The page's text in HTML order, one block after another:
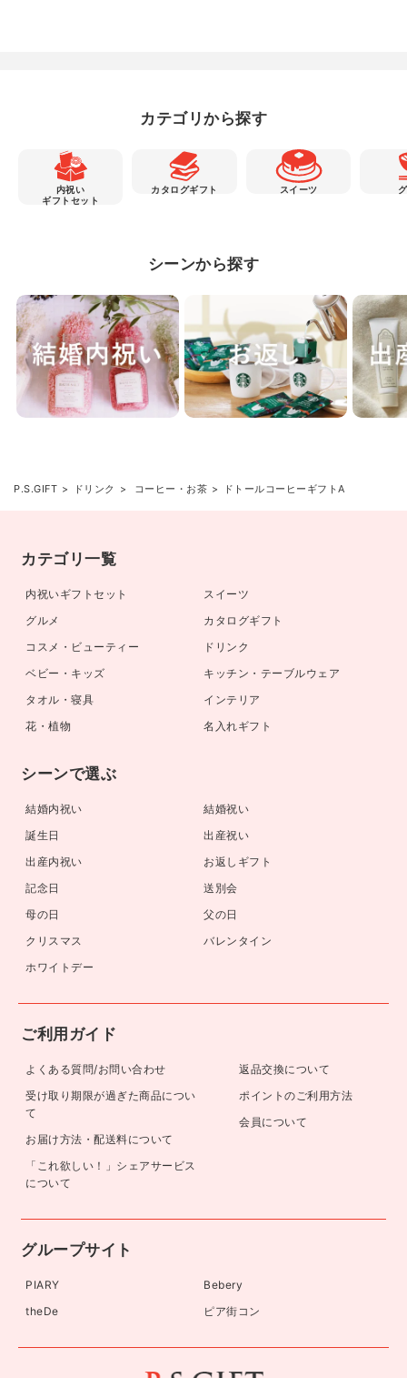
カテゴリから探す
内祝い
ギフトセット
カタログギフト スイーツ
シーンから探す
P.S.GIFT ドリンク コーヒー・お茶 ドトールコーヒーギフトA
カテゴリ一覧
内祝いギフトセット
スイーツ
グルメ
カタログギフト
コスメ・ビューティー
ドリンク
ベビー・キッズ
キッチン・テーブルウェア
タオル・寝具
インテリア
花・植物
名入れギフト
シーンで選ぶ
結婚内祝い
結婚祝い
誕生日
出産祝い
出産内祝い
お返しギフト
記念日
送別会
母の日
父の日
クリスマス
バレンタイン
ホワイトデー
ご利用ガイド
よくある質問/お問い合わせ
受け取り期限が過ぎた商品につい
て
お届け方法・配送料について
「これ欲しい！」シェアサービス
について
返品交換について
ポイントのご利用方法
会員について
グループサイト
PIARY
Bebery
theDe
ピア街コン